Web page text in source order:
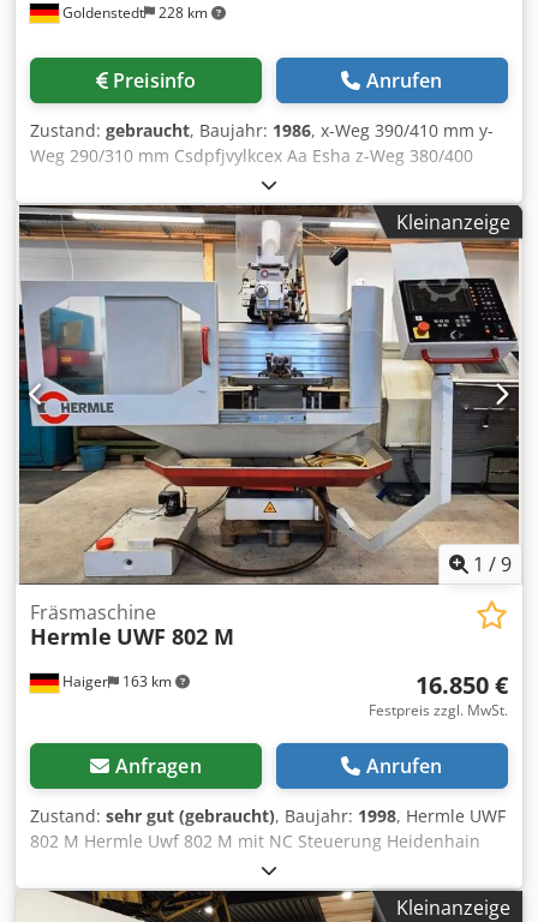
Goldenstedt 228 km
Preisinfo Anrufen
Zustand: gebraucht, Baujahr: 1986, x-Weg 390/410 mm y-
Weg 290/310 mm Csdpfjvylkcex Aa Esha z-Weg 380/400
mm Gesamtleistungsbedarf 4 kW Maschinengewicht ca.
1,25 t Raumbedarf ca. 2100x2100x1700 m technische
Daten siehe Anhang
Kleinanzeige
1 /9
Haiger 163 km
Fräsmaschine
Hermle UWF 802 M
16.850 €
Festpreis zzgl. MwSt.
Anfragen Anrufen
Zustand: sehr gut (gebraucht), Baujahr: 1998, Hermle UWF
802 M Hermle Uwf 802 M mit NC Steuerung Heidenhain
TNC 124 zyklengesteuert Baujahr 1998 sehr guter
Originalzustand Die Maschine stammt aus der
Ausbildungswerkstatt eines Renommierten Deutschen
Kleinanzeige